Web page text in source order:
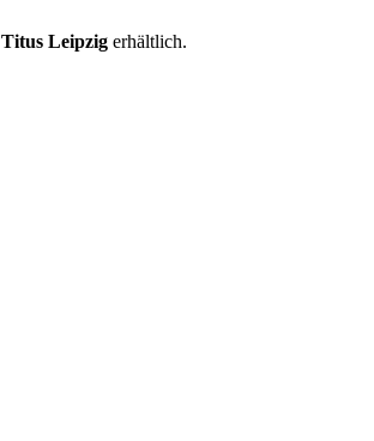
Titus Leipzig erhältlich.